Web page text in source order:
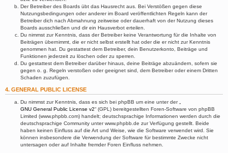
Der Betreiber des Boards übt das Hausrecht aus. Bei Verstößen gegen diese
Nutzungsbedingungen oder anderer im Board veröffentlichten Regeln kann der
Betreiber dich nach Abmahnung zeitweise oder dauerhaft von der Nutzung dieses
Boards ausschließen und dir ein Hausverbot erteilen.
Du nimmst zur Kenntnis, dass der Betreiber keine Verantwortung für die Inhalte von
Beiträgen übernimmt, die er nicht selbst erstellt hat oder die er nicht zur Kenntnis
genommen hat. Du gestattest dem Betreiber, dein Benutzerkonto, Beiträge und
Funktionen jederzeit zu löschen oder zu sperren.
Du gestattest dem Betreiber darüber hinaus, deine Beiträge abzuändern, sofern sie
gegen o. g. Regeln verstoßen oder geeignet sind, dem Betreiber oder einem Dritten
Schaden zuzufügen.
4. GENERAL PUBLIC LICENSE
Du nimmst zur Kenntnis, dass es sich bei phpBB um eine unter der „
GNU General Public License v2“ (GPL) bereitgestellten Foren-Software von phpBB
Limited (www.phpbb.com) handelt; deutschsprachige Informationen werden durch die
deutschsprachige Community unter www.phpbb.de zur Verfügung gestellt. Beide
haben keinen Einfluss auf die Art und Weise, wie die Software verwendet wird. Sie
können insbesondere die Verwendung der Software für bestimmte Zwecke nicht
untersagen oder auf Inhalte fremder Foren Einfluss nehmen.